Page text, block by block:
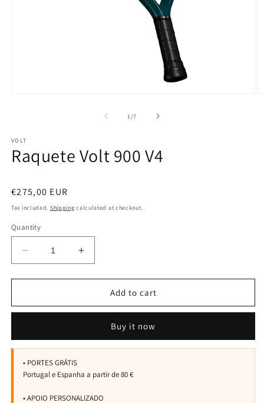
1 /of
7
VOLT
Raquete Volt 900 V4
Regular
price
€275,00 EUR
Tax included. Shipping calculated at checkout.
Quantity
Decrease
quantity
for
Volt
Increase
quantity
for
Raquete
Volt
Add to cart
Buy it now